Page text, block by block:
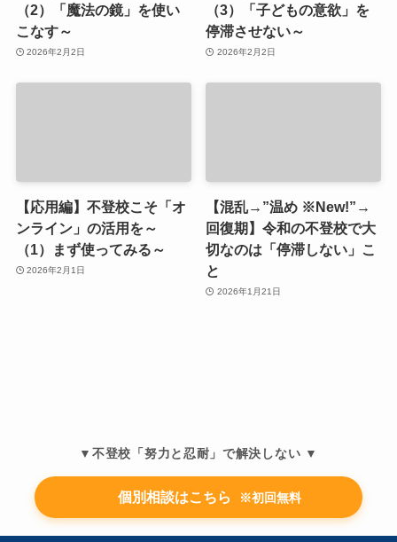
（2）「魔法の鏡」を使い
こなす～
2026年2月2日
（3）「子どもの意欲」を
停滞させない～
2026年2月2日
【応用編】不登校こそ「オ
ンライン」の活用を～
（1）まず使ってみる～
2026年2月1日
【混乱→”温め ※New!”→
回復期】令和の不登校で大
切なのは「停滞しない」こ
と
2026年1月21日
▼不登校「努力と忍耐」で解決しない ▼
個別相談はこちら ※初回無料